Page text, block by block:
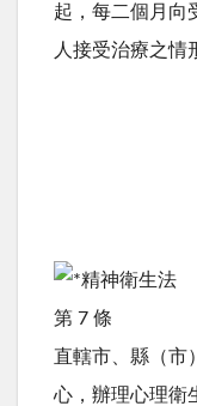
起，每二個月向
人接受治療之情
精神衛生法
第 7 條
直轄市、縣（市
心，辦理心理衛